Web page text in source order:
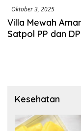
Oktober 3, 2025
Villa Mewah
Satpol PP dan
Kesehatan